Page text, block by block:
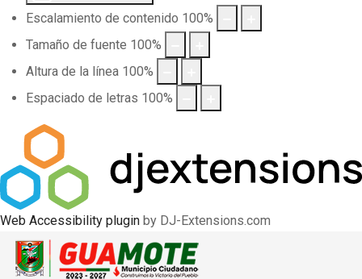
Escalamiento de contenido 100%
Tamaño de fuente 100%
Altura de la línea 100%
Espaciado de letras 100%
Web Accessibility plugin by DJ-Extensions.com